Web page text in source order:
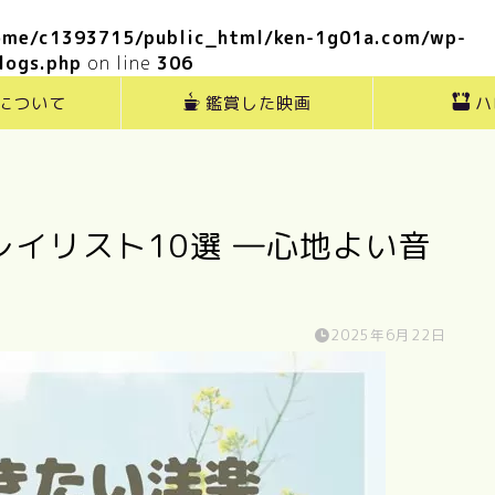
c1393715/public_html/ken-1g01a.com/wp-
on line 306
ついて 鑑賞した映画
イリスト10選 ―心地よい音
2025年6月22日